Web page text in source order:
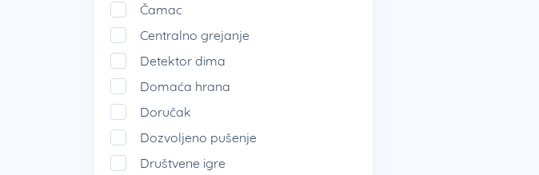
Čamac
Centralno grejanje
Detektor dima
Domaća hrana
Doručak
Dozvoljeno pušenje
Društvene igre